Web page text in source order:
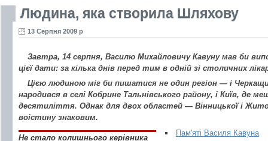
Людина, яка створила Шляхову
13 Серпня 2009 р
Завтра, 14 серпня, Василю Михайловичу Кавуну мав би
цієї дати: за кілька днів перед тим в одній зі столичних
Цією людиною міг би пишатися не один регіон — і
народився в селі Кобрине Тальнівського району, і Київ, де
десятиліття. Однак для двох областей — Вінницької і
воістину знаковим.
Не стало колишнього керівника
Пам'яті Василя Кавуна